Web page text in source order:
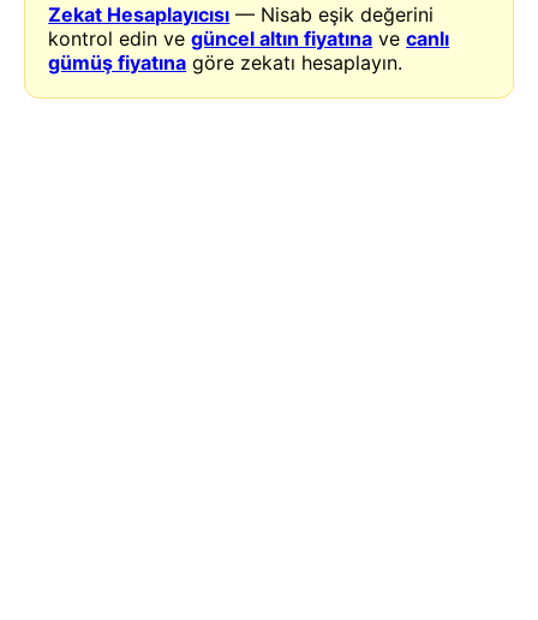
Zekat Hesaplayıcısı — Nisab eşik değerini
kontrol edin vegüncel altın fiyatına vecanlı
gümüş fiyatına göre zekatı hesaplayın.